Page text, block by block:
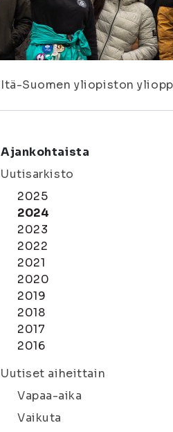
Itä-Suomen yliopiston
Ajankohtaista
Uutisarkisto
2025
2024
2023
2022
2021
2020
2019
2018
2017
2016
Uutiset aiheittain
Vapaa-aika
Vaikuta